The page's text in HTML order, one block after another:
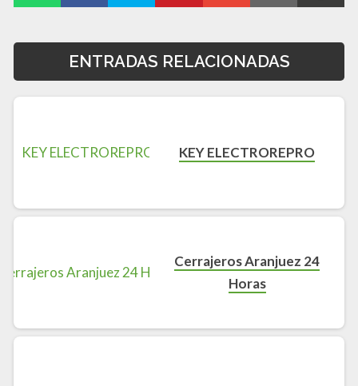
ENTRADAS RELACIONADAS
KEY ELECTROREPRO
Cerrajeros Aranjuez 24
Horas